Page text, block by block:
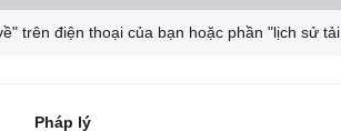
trên điện thoại của bạn hoặc phần "lịch sử
Pháp lý